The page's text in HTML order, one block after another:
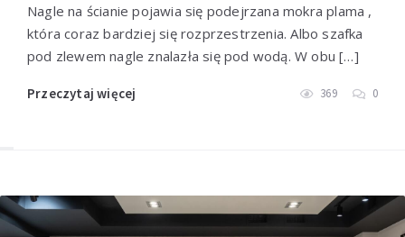
Nagle na ścianie pojawia się podejrzana mokra plama ,
która coraz bardziej się rozprzestrzenia. Albo szafka
pod zlewem nagle znalazła się pod wodą. W obu […]
Przeczytaj więcej 369 0